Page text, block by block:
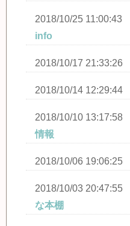
2018/10/25 11:00:43
info
2018/10/17 21:33:26
2018/10/14 12:29:44
2018/10/10 13:17:58
情報
2018/10/06 19:06:25
2018/10/03 20:47:55
な本棚